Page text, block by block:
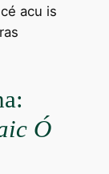
acu is
Ó